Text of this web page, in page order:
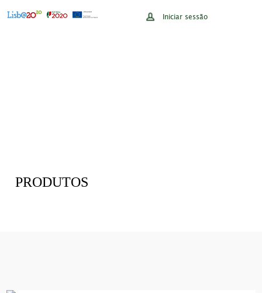
Iniciar sessão
PRODUTOS